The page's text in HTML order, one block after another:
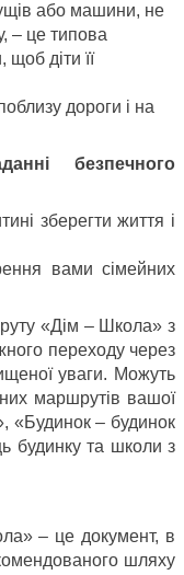
або машини, не
– це типова
діти її
дороги і на
безпечного
зберегти життя і
вами сімейних
«Дім – Школа» з
переходу через
уваги. Можуть
маршрутів вашої
– будинок
будинку та школи з
– це документ, в
шляху